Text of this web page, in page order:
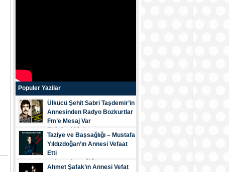
Populer Yazilar
Ülkücü Şehit Sabri Taşdemir’in
Annesinden Radyo Bozkurtlar
Fm’e Mesaj Var
ülkücü şehi̇di̇mi̇z...
Taziye ve Başsağlığı – Mustafa
Yıldızdoğan’ın Annesi Vefaat
Etti
tazi̇ye ve başsağliği...
Ahmet Şafak’ın Annesi Vefat